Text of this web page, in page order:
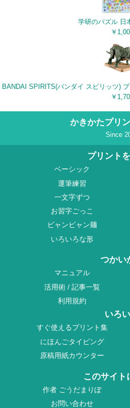
学研のパズル 日
￥
￥
かきかたプリ
Since
プリント
ベーシック
運筆練習
一文字ずつ
お習字ごっこ
ビャンビャン麺
いろいろな形
つかい
マニュアル
活用術 /記事一覧
利用規約
いろ
すぐ使えるプリント集
にほんごタイピング
原稿用紙カウンター
このサイト
作者 ごうだまりぽ
お問い合わせ